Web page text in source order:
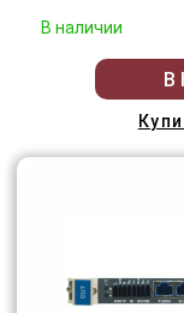
В наличии
В